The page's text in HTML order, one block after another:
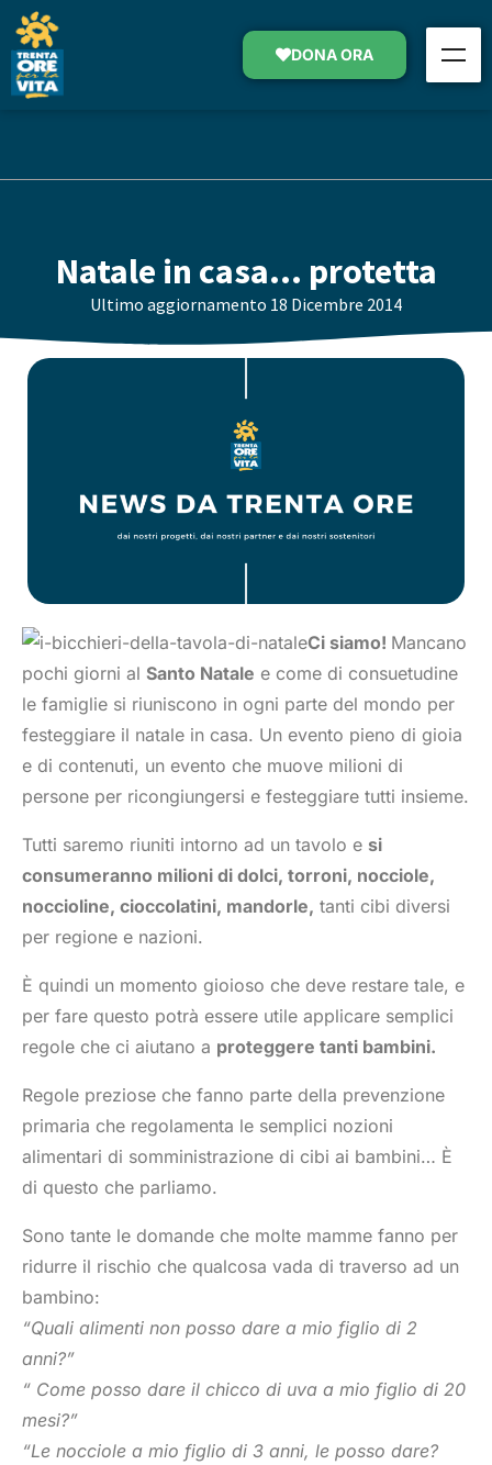
DONA ORA
Natale in casa… protetta
Ultimo aggiornamento 18 Dicembre 2014
Ci siamo! Mancano
pochi giorni al Santo Natale e come di consuetudine
le famiglie si riuniscono in ogni parte del mondo per
festeggiare il natale in casa. Un evento pieno di gioia
e di contenuti, un evento che muove milioni di
persone per ricongiungersi e festeggiare tutti insieme.
Tutti saremo riuniti intorno ad un tavolo e si
consumeranno milioni di dolci, torroni, nocciole,
noccioline, cioccolatini, mandorle, tanti cibi diversi
per regione e nazioni.
È quindi un momento gioioso che deve restare tale, e
per fare questo potrà essere utile applicare semplici
regole che ci aiutano a proteggere tanti bambini.
Regole preziose che fanno parte della prevenzione
primaria che regolamenta le semplici nozioni
alimentari di somministrazione di cibi ai bambini… È
di questo che parliamo.
Sono tante le domande che molte mamme fanno per
ridurre il rischio che qualcosa vada di traverso ad un
bambino:
“Quali alimenti non posso dare a mio figlio di 2
anni?”
“ Come posso dare il chicco di uva a mio figlio di 20
mesi?”
“Le nocciole a mio figlio di 3 anni, le posso dare?